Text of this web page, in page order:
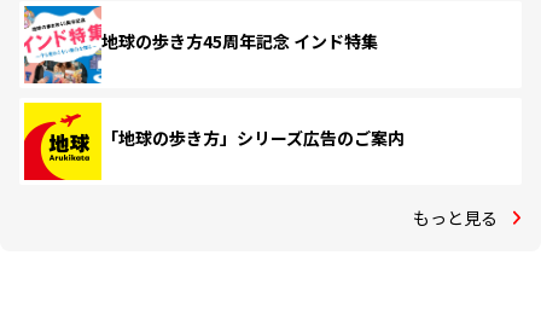
地球の歩き方45周年記念 インド特集
「地球の歩き方」シリーズ広告のご案内
もっと見る